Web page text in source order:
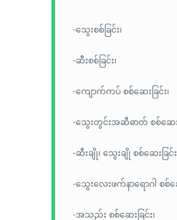
-သွေးစစ်ခြင်း၊
-ဆီးစစ်ခြင်း၊
-ကျောက်ကပ် စစ်ဆေးခြင်း၊
-သွေးတွင်းအဆီဓာတ် စစ်ဆေးခ
-ဆီးချို၊ သွေးချို စစ်ဆေးခြင်း
-သွေးလေးဖက်နာရောဂါ စစ်ဆေ
-အသည်း စစ်ဆေးခြင်း၊